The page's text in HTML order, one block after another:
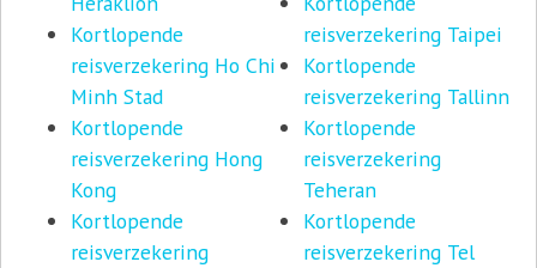
Kortlopende
reisverzekering Ho Chi
Minh Stad
Kortlopende
reisverzekering Hong
Kong
Kortlopende
reisverzekering
reisverzekering Taipei
Kortlopende
reisverzekering Tallinn
Kortlopende
reisverzekering
Teheran
Kortlopende
reisverzekering Tel